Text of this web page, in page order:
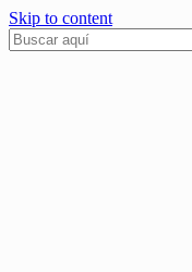
Skip to content